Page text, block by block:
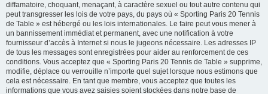
diffamatoire, choquant, menaçant, à caractère sexuel ou tout autre contenu qui
peut transgresser les lois de votre pays, du pays où « Sporting Paris 20 Tennis
de Table » est hébergé ou les lois internationales. Le faire peut vous mener à
un bannissement immédiat et permanent, avec une notification à votre
fournisseur d’accès à Internet si nous le jugeons nécessaire. Les adresses IP
de tous les messages sont enregistrées pour aider au renforcement de ces
conditions. Vous acceptez que « Sporting Paris 20 Tennis de Table » supprime,
modifie, déplace ou verrouille n’importe quel sujet lorsque nous estimons que
cela est nécessaire. En tant que membre, vous acceptez que toutes les
informations que vous avez saisies soient stockées dans notre base de